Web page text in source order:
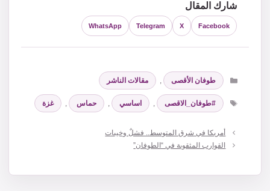
شارك المقال
Facebook
X
Telegram
WhatsApp
التصنيفات
طوفان الأقصى ,
مقالات الناشر
الوسوم
#طوفان_الاقصى , اساسي , حماس , غزة
أمريكا في شرق المتوسط.. فشلٌ وخيبات
القوارب المثقوبة في “الطوفان”